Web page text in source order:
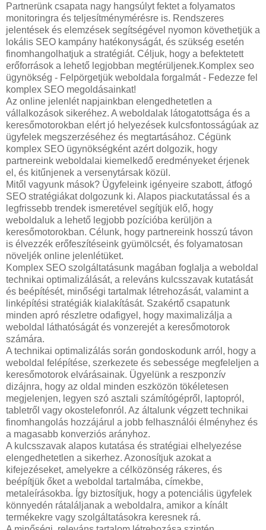
Partnerünk csapata nagy hangsúlyt fektet a folyamatos
monitoringra és teljesítménymérésre is. Rendszeres
jelentések és elemzések segítségével nyomon követhetjük a
lokális SEO kampány hatékonyságát, és szükség esetén
finomhangolhatjuk a stratégiát. Céljuk, hogy a befektetett
erőforrások a lehető legjobban megtérüljenek.Komplex seo
ügynökség - Felpörgetjük weboldala forgalmát - Fedezze fel
komplex SEO megoldásainkat!
Az online jelenlét napjainkban elengedhetetlen a
vállalkozások sikeréhez. A weboldalak látogatottsága és a
keresőmotorokban elért jó helyezések kulcsfontosságúak az
ügyfelek megszerzéséhez és megtartásához. Cégünk
komplex SEO ügynökségként azért dolgozik, hogy
partnereink weboldalai kiemelkedő eredményeket érjenek
el, és kitűnjenek a versenytársak közül.
Mitől vagyunk mások? Ügyfeleink igényeire szabott, átfogó
SEO stratégiákat dolgozunk ki. Alapos piackutatással és a
legfrissebb trendek ismeretével segítjük elő, hogy
weboldaluk a lehető legjobb pozícióba kerüljön a
keresőmotorokban. Célunk, hogy partnereink hosszú távon
is élvezzék erőfeszítéseink gyümölcsét, és folyamatosan
növeljék online jelenlétüket.
Komplex SEO szolgáltatásunk magában foglalja a weboldal
technikai optimalizálását, a releváns kulcsszavak kutatását
és beépítését, minőségi tartalmak létrehozását, valamint a
linképítési stratégiák kialakítását. Szakértő csapatunk
minden apró részletre odafigyel, hogy maximalizálja a
weboldal láthatóságát és vonzerejét a keresőmotorok
számára.
A technikai optimalizálás során gondoskodunk arról, hogy a
weboldal felépítése, szerkezete és sebessége megfeleljen a
keresőmotorok elvárásainak. Ügyelünk a reszponzív
dizájnra, hogy az oldal minden eszközön tökéletesen
megjelenjen, legyen szó asztali számítógépről, laptopról,
tabletről vagy okostelefonról. Az általunk végzett technikai
finomhangolás hozzájárul a jobb felhasználói élményhez és
a magasabb konverziós arányhoz.
A kulcsszavak alapos kutatása és stratégiai elhelyezése
elengedhetetlen a sikerhez. Azonosítjuk azokat a
kifejezéseket, amelyekre a célközönség rákeres, és
beépítjük őket a weboldal tartalmába, címekbe,
metaleírásokba. Így biztosítjuk, hogy a potenciális ügyfelek
könnyedén rátaláljanak a weboldalra, amikor a kínált
termékekre vagy szolgáltatásokra keresnek rá.